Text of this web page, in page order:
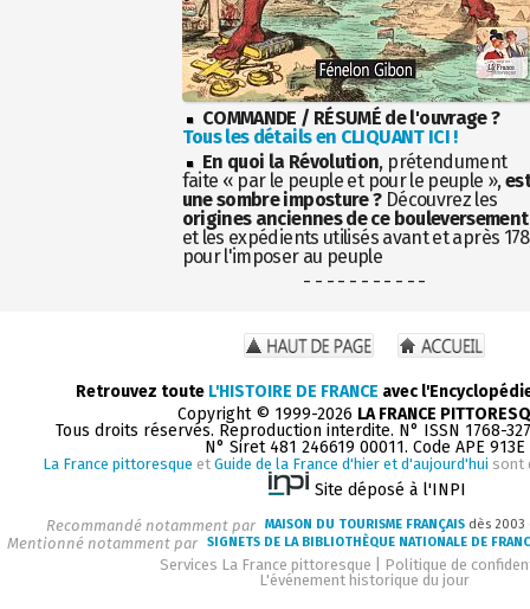
COMMANDE / RÉSUMÉ de l'ouvrage ?
Tous les détails en CLIQUANT ICI !
En quoi la Révolution, prétendument
faite « par le peuple et pour le peuple »,
une sombre imposture ?Découvrez les
origines anciennes de ce bouleversement
et les expédients utilisés avant et après
pour l'imposer au peuple
- - - - - - - - - - -
Retrouvez toute L'HISTOIRE DE FRANCE avec
Copyright © 1999-2026 LA FRANCE
Tous droits réservés. Reproduction interdite. N° ISSN 1768-
N° Siret 481 246619 00011. Code APE 913E
La France pittoresque et Guide de la France d'hier et d'aujourd'hui sont
Site déposé à l'INPI
Recommandé notamment par MAISON DU TOURISME FRANÇAIS dès
Mentionné notamment par SIGNETS DE LA BIBLIOTHÈQUE NATIONALE DE
Services La France pittoresque
Politique de
L'événement historique du jour